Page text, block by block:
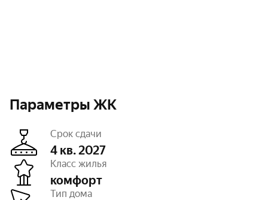
Параметры ЖК
Срок сдачи
4 кв. 2027
Класс жилья
комфорт
Тип дома
Этажность
Отделка